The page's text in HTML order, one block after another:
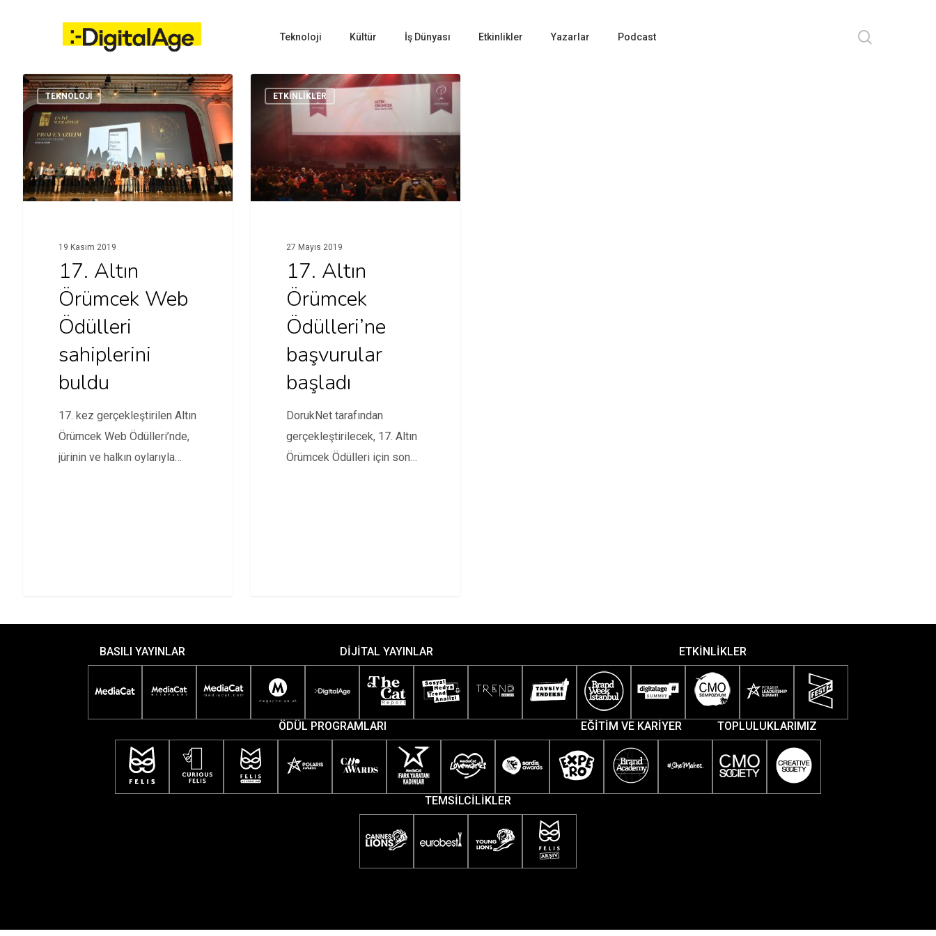
Hit enter to search or ESC to close
Teknoloji Kültür İş Dünyası Etkinlikler Yazarlar Podcast
TEKNOLOJI
19 Kasım 2019
17. Altın
Örümcek Web
Ödülleri
sahiplerini
buldu
17. kez gerçekleştirilen Altın
Örümcek Web Ödülleri’nde,
jürinin ve halkın oylarıyla
ETKINLIKLER
27 Mayıs 2019
17. Altın
Örümcek
Ödülleri’ne
başvurular
başladı
DorukNet tarafından
gerçekleştirilecek, 17. Altın
Örümcek Ödülleri için son
BASILI YAYINLAR DİJİTAL YAYINLAR ETKİNLİKLER
ÖDÜL PROGRAMLARI EĞİTİM VE KARİYER TOPLULUKLARIMIZ
TEMSİLCİLİKLER